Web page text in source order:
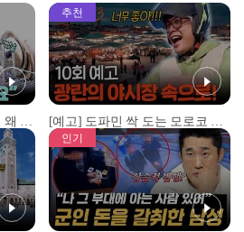
[예고] 덴마크 집에서 OO이 왜 나와...? 이상할 정도로 한국을 사랑하는 우리 형을 제보합니다!
추천
[예고] 도파민 싹 도는 모로코 야시장 투어!
인기